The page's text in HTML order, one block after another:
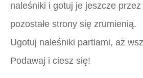
naleśniki i gotuj je jeszcze
pozostałe strony się zrumienią.
Ugotuj naleśniki partiami, aż
Podawaj i ciesz się!